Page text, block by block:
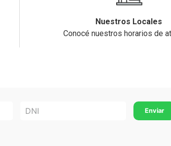
Nuestros Locales
Conocé nuestros horarios de